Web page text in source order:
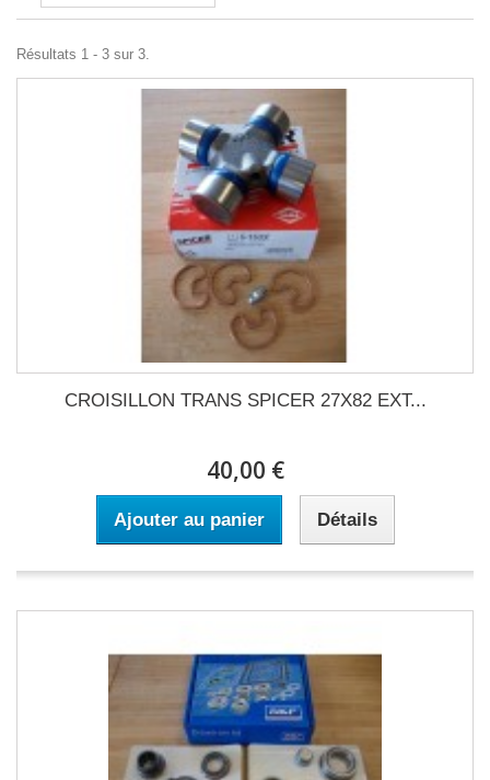
Résultats 1 - 3 sur 3.
CROISILLON TRANS SPICER 27X82 EXT...
40,00 €
Ajouter au panier Détails